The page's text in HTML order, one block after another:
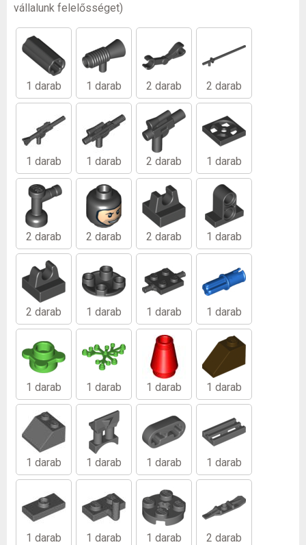
vállalunk felelősséget)
1 darab 1 darab 2 darab 2 darab
1 darab 1 darab 2 darab 1 darab
2 darab 2 darab 2 darab 1 darab
2 darab 1 darab 1 darab 1 darab
1 darab 1 darab 1 darab 1 darab
1 darab 1 darab 1 darab 1 darab
1 darab 1 darab 1 darab 2 darab